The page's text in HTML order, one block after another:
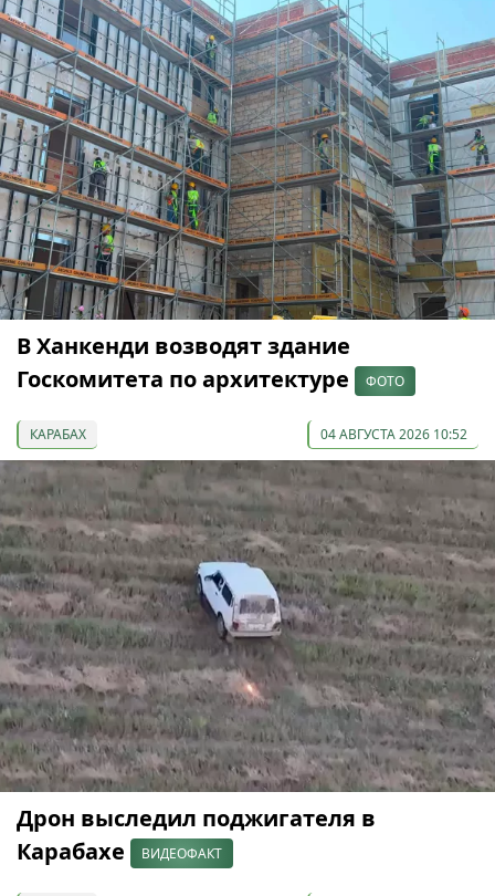
В Ханкенди возводят здание
Госкомитета по архитектуре
ФОТО
КАРАБАХ 04 АВГУСТА 2026 10:52
Дрон выследил поджигателя в
Карабахе
ВИДЕОФАКТ